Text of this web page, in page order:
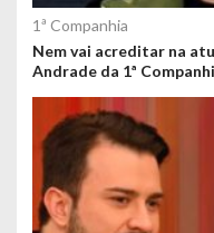
1ª Companhia
Nem vai acreditar na
Andrade da 1ª